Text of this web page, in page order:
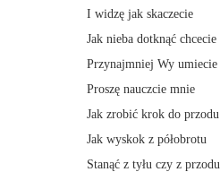
I widzę jak skaczecie
Jak nieba dotknąć chcecie
Przynajmniej Wy umiecie
Proszę nauczcie mnie
Jak zrobić krok do przodu
Jak wyskok z półobrotu
Stanąć z tyłu czy z przodu